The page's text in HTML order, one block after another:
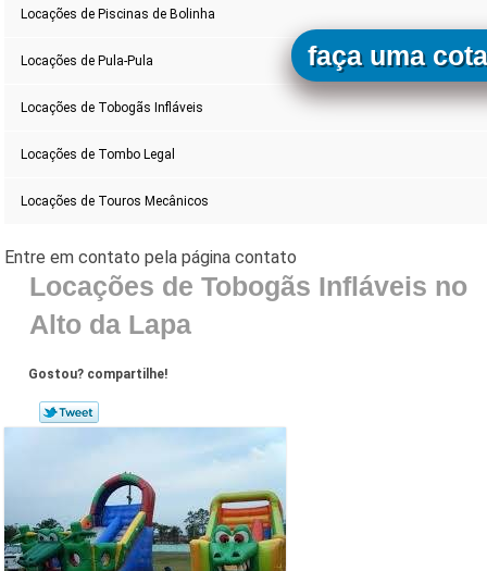
Locações de Piscinas de Bolinha
Locações de Pula-Pula
Locações de Tobogãs Infláveis
Locações de Tombo Legal
Locações de Touros Mecânicos
Locações de Tobogãs Infláveis no
Alto da Lapa
Gostou? compartilhe!
faça uma